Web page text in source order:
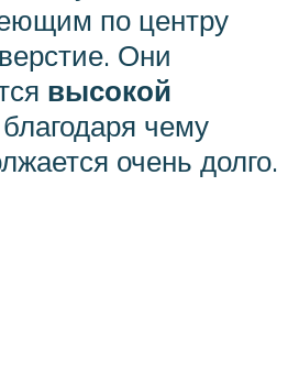
по центру
Они
высокой
чему
очень долго.